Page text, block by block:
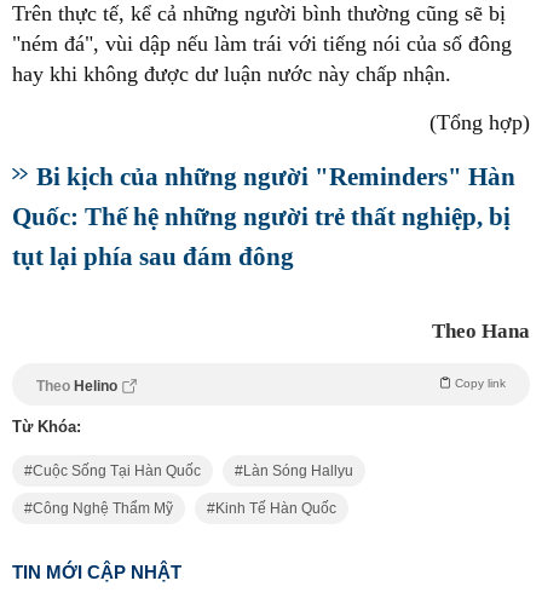
Trên thực tế, kể cả những người bình thường cũng sẽ bị
"ném đá", vùi dập nếu làm trái với tiếng nói của số đông
hay khi không được dư luận nước này chấp nhận.
(Tổng hợp)
Bi kịch của những người "Reminders" Hàn
Quốc: Thế hệ những người trẻ thất nghiệp, bị
tụt lại phía sau đám đông
Theo Hana
Theo Helino Copy link
Từ Khóa:
Cuộc Sống Tại Hàn Quốc Làn Sóng Hallyu
Công Nghệ Thẩm Mỹ Kinh Tế Hàn Quốc
TIN MỚI CẬP NHẬT